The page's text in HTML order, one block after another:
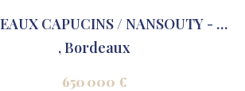
BORDEAUX CAPUCINS / NANSOUTY - IMMEUBLE EN PIERRE 225 M² -...
,Bordeaux
650 000 €